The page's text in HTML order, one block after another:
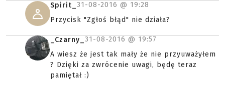
Spirit_ 31-08-2016 @ 19:28
Przycisk "Zgłoś błąd" nie działa?
_Czarny_ 31-08-2016 @ 19:57
A wiesz że jest tak mały że nie przyuważyłem
? Dzięki za zwrócenie uwagi, będę teraz
pamiętał :)